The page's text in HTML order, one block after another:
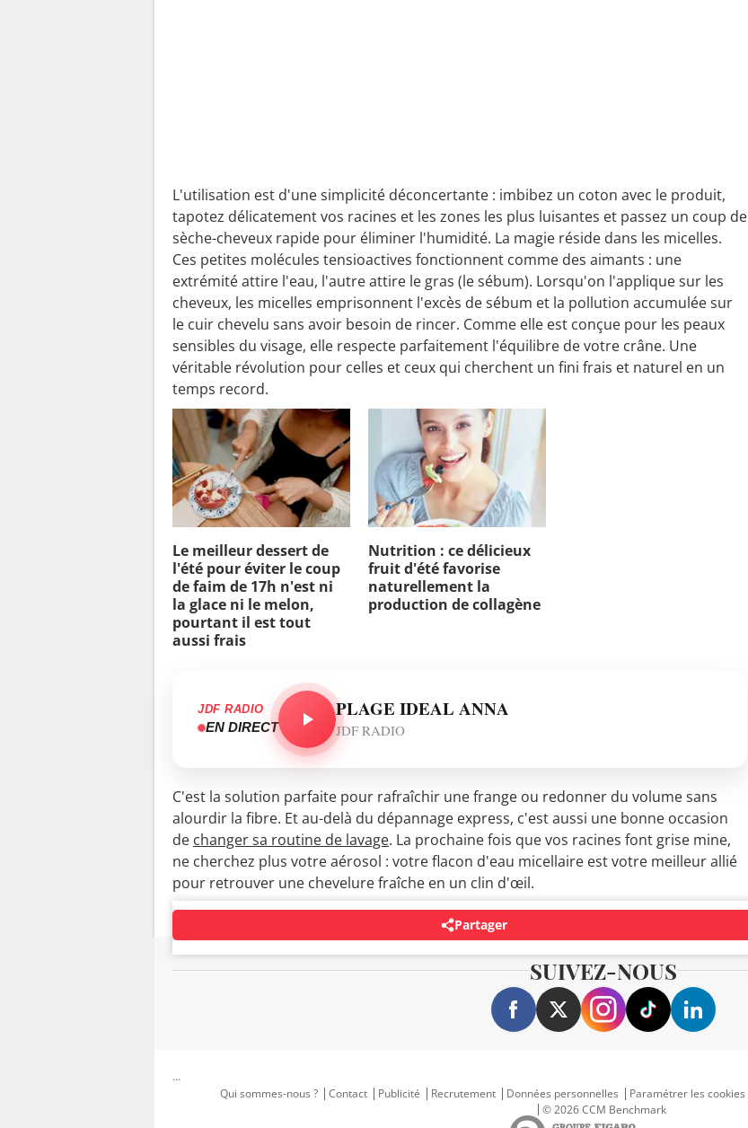
L'utilisation est d'une simplicité déconcertante : imbibez un coton avec le produit,
tapotez délicatement vos racines et les zones les plus luisantes et passez un coup de
sèche-cheveux rapide pour éliminer l'humidité. La magie réside dans les micelles.
Ces petites molécules tensioactives fonctionnent comme des aimants : une
extrémité attire l'eau, l'autre attire le gras (le sébum). Lorsqu'on l'applique sur les
cheveux, les micelles emprisonnent l'excès de sébum et la pollution accumulée sur
le cuir chevelu sans avoir besoin de rincer. Comme elle est conçue pour les peaux
sensibles du visage, elle respecte parfaitement l'équilibre de votre crâne. Une
véritable révolution pour celles et ceux qui cherchent un fini frais et naturel en un
temps record.
Le meilleur dessert de
l'été pour éviter le coup
de faim de 17h n'est ni
la glace ni le melon,
pourtant il est tout
aussi frais
Nutrition : ce délicieux
fruit d'été favorise
naturellement la
production de collagène
JDF RADIO
EN DIRECT
PLAGE IDEAL ANNA
JDF RADIO
C'est la solution parfaite pour rafraîchir une frange ou redonner du volume sans
alourdir la fibre. Et au-delà du dépannage express, c'est aussi une bonne occasion
de changer sa routine de lavage. La prochaine fois que vos racines font grise mine,
ne cherchez plus votre aérosol : votre flacon d'eau micellaire est votre meilleur allié
pour retrouver une chevelure fraîche en un clin d'œil.
Partager
SUIVEZ-NOUS
...
Qui sommes-nous ?
Contact Publicité Recrutement Données personnelles Paramétrer les cookies
© 2026 CCM Benchmark